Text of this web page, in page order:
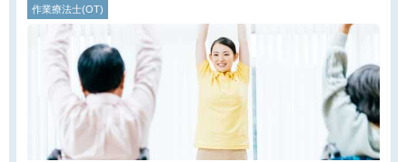
作業療法士(OT)